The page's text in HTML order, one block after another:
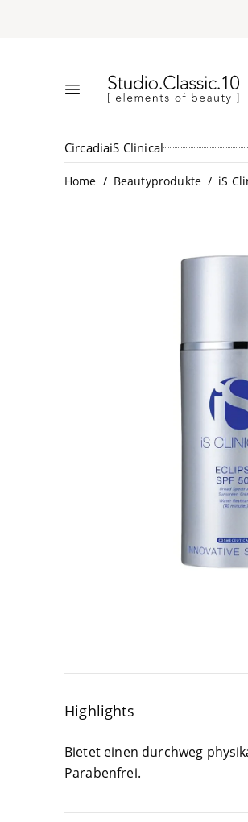
Menü öffnen
Studio.Classic.10
CircadiaiS Clinical
Home / Beautyprodukte / iS
Highlights
Bie­tet einen durch­weg
Parabenfrei.